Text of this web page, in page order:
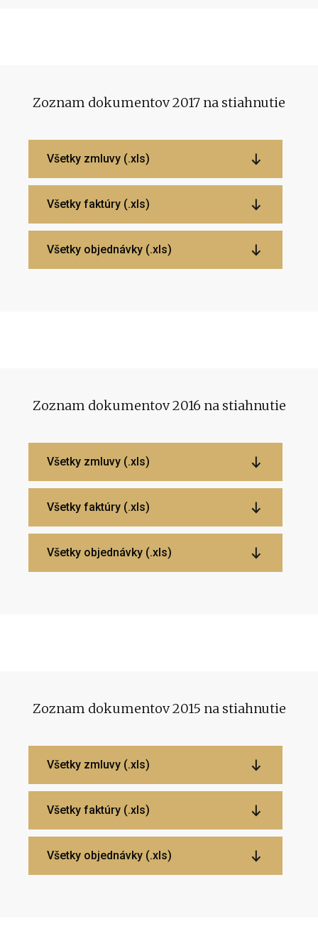
Zoznam dokumentov 2017 na stiahnutie
Všetky zmluvy (.xls)
Všetky faktúry (.xls)
Všetky objednávky (.xls)
Zoznam dokumentov 2016 na stiahnutie
Všetky zmluvy (.xls)
Všetky faktúry (.xls)
Všetky objednávky (.xls)
Zoznam dokumentov 2015 na stiahnutie
Všetky zmluvy (.xls)
Všetky faktúry (.xls)
Všetky objednávky (.xls)